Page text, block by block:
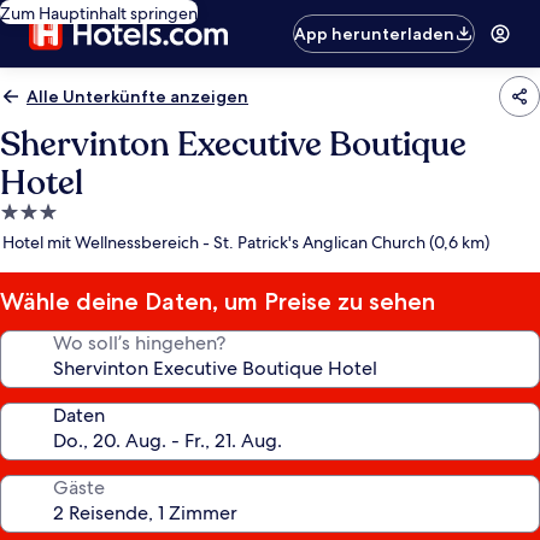
Zum Hauptinhalt springen
App herunterladen
Alle Unterkünfte anzeigen
Shervinton Executive Boutique
Hotel
3.0-
Sterne-
Hotel mit Wellnessbereich - St. Patrick's Anglican Church (0,6 km)
Wähle deine Daten, um Preise zu sehen
Wo soll’s hingehen?
Daten
Gäste